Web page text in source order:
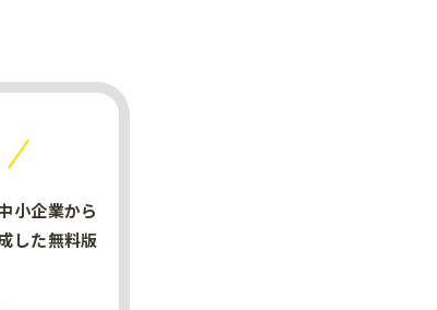
小企業から
した無料版